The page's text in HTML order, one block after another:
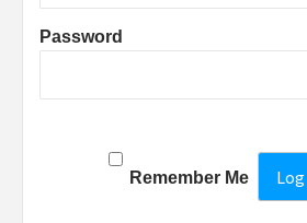
Password
Remember Me